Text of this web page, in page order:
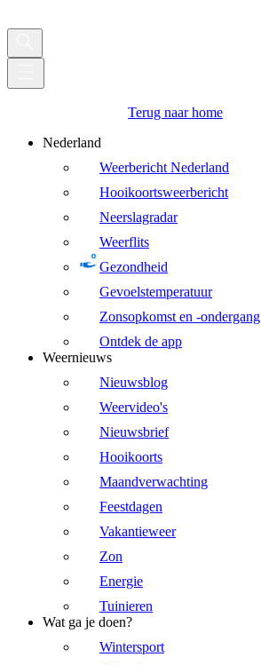
Terug naar home
Nederland
Weerbericht Nederland
Hooikoortsweerbericht
Neerslagradar
Weerflits
Gezondheid
Gevoelstemperatuur
Zonsopkomst en -ondergang
Ontdek de app
Weernieuws
Nieuwsblog
Weervideo's
Nieuwsbrief
Hooikoorts
Maandverwachting
Feestdagen
Vakantieweer
Zon
Energie
Tuinieren
Wat ga je doen?
Wintersport